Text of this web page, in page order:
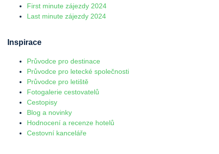
First minute zájezdy 2024
Last minute zájezdy 2024
Inspirace
Průvodce pro destinace
Průvodce pro letecké společnosti
Průvodce pro letiště
Fotogalerie cestovatelů
Cestopisy
Blog a novinky
Hodnocení a recenze hotelů
Cestovní kanceláře